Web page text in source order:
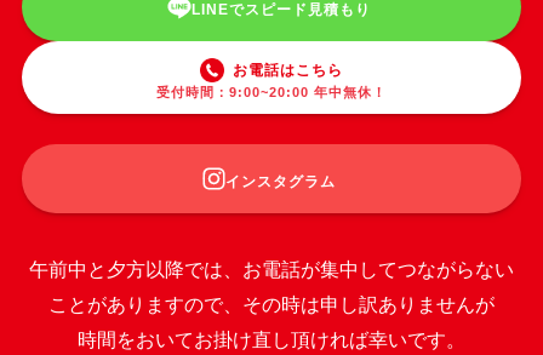
LINEでスピード見積もり
お電話はこちら
受付時間：9:00~20:00 年中無休！
インスタグラム
午前中と夕方以降では、お電話が集中してつながらない
ことがありますので、その時は申し訳ありませんが
時間をおいてお掛け直し頂ければ幸いです。